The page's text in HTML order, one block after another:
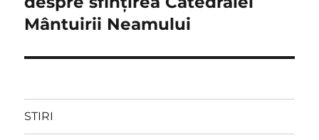
Mântuirii Neamului
STIRI